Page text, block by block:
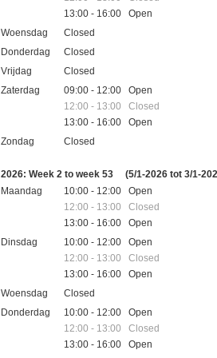
13:00 - 16:00 Open
Woensdag
Closed
Donderdag
Closed
Vrijdag
Closed
Zaterdag
09:00 - 12:00 Open
12:00 - 13:00 Closed
13:00 - 16:00 Open
Zondag
Closed
2026: Week 2 to week 53
(5/1-2026 tot 3/1-
Maandag
10:00 - 12:00 Open
12:00 - 13:00 Closed
13:00 - 16:00 Open
Dinsdag
10:00 - 12:00 Open
12:00 - 13:00 Closed
13:00 - 16:00 Open
Woensdag
Closed
Donderdag
10:00 - 12:00 Open
12:00 - 13:00 Closed
13:00 - 16:00 Open